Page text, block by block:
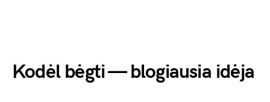
Kodėl bėgti — blogiausia idėja